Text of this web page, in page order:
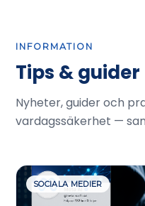
INFORMATION
Tips & guider
Nyheter, guider och
vardagssäkerhet —
SOCIALA MEDIER